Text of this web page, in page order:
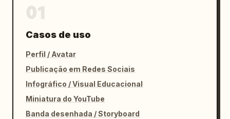
Casos de uso
Perfil / Avatar
Publicação em Redes Sociais
Infográfico / Visual Educacional
Miniatura do YouTube
Banda desenhada / Storyboard